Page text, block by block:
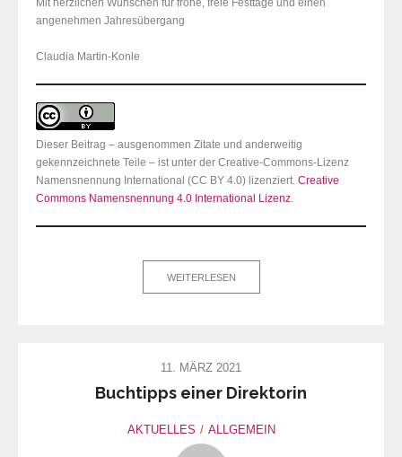
Mit herzlichen Wünschen für frohe, freie Festtage und einen
angenehmen Jahresübergang
Claudia Martin-Konle
Dieser Beitrag – ausgenommen Zitate und anderweitig
gekennzeichnete Teile – ist unter der Creative-Commons-Lizenz
Namensnennung International (CC BY 4.0) lizenziert. Creative
Commons Namensnennung 4.0 International Lizenz.
WEITERLESEN
11. MÄRZ 2021
Buchtipps einer Direktorin
AKTUELLES ALLGEMEIN